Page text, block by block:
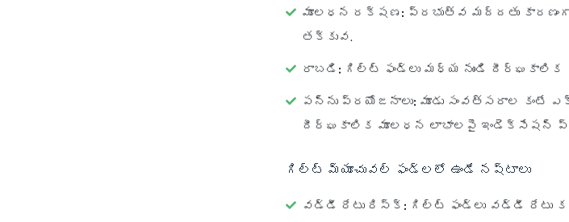
మూలధన రక్షణ: ప్రభుత్వ మద్దతు
తక్కువ.
రాబడి: గిల్ట్ ఫండ్లు మధ్య నుండి
పన్ను ప్రయోజనాలు: మూడు సంవత్సరాల కంటే
దీర్ఘకాలిక మూలధన లాభాలపై ఇండెక్సేషన్
గిల్ట్ మ్యూచువల్ ఫండ్లలో ఉండే నష్టాలు
వడ్డీ రేటు రిస్క్: గిల్ట్ ఫండ్లు వడ్డీ రేటు